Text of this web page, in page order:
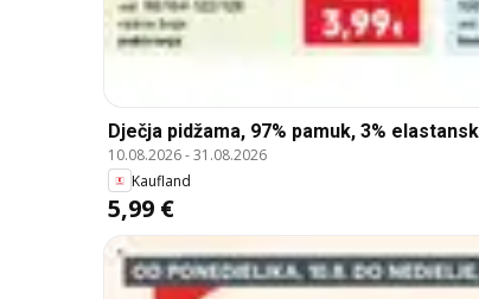
Dječja pidžama, 97% pamuk, 3%
10.08.2026-31.08.2026
Kaufland
5,99 €